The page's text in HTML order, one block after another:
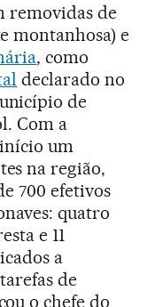
removidas de
montanhosa) e
, como
declarado no
de
Com a
um
na região,
700 efetivos
quatro
e 11
a
de
o chefe do